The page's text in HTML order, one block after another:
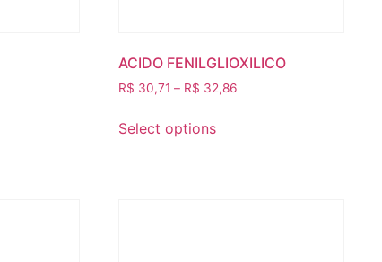
ACIDO FENILGLIOXILICO
R$ 30,71 – R$ 32,86
Select options